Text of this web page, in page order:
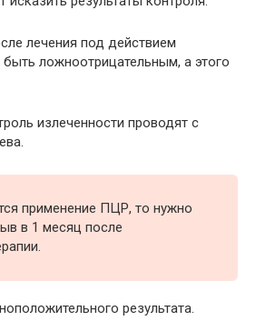
лечения под действием
ложноотрицательным, а этого
излеченности проводят с
применение ПЦР, то нужно
в 1 месяц после
результата.